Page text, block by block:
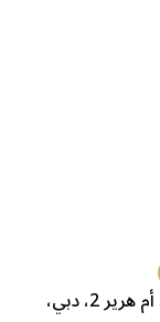
المكتب 312، مجمع المحكمة العليا بدبي، أم هرير 2، دبي،